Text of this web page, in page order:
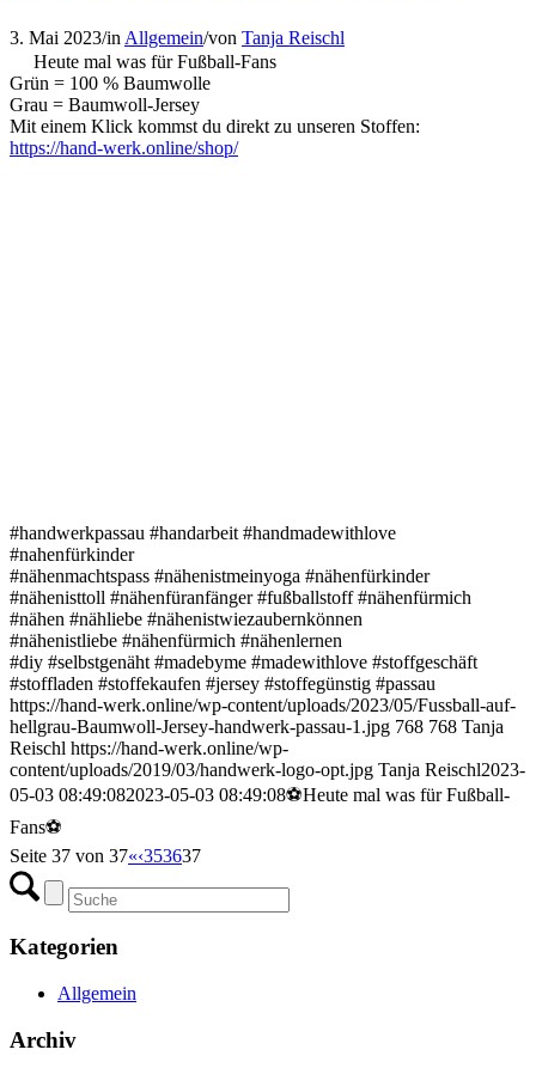
3. Mai 2023/in Allgemein/von Tanja Reischl
Heute mal was für Fußball-Fans
Grün = 100 % Baumwolle
Grau = Baumwoll-Jersey
Mit einem Klick kommst du direkt zu unseren Stoffen:
https://hand-werk.online/shop/
#handwerkpassau #handarbeit #handmadewithlove
#nahenfürkinder
#nähenmachtspass #nähenistmeinyoga #nähenfürkinder
#nähenisttoll #nähenfüranfänger #fußballstoff #nähenfürmich
#nähen #nähliebe #nähenistwiezaubernkönnen
#nähenistliebe #nähenfürmich #nähenlernen
#diy #selbstgenäht #madebyme #madewithlove #stoffgeschäft
#stoffladen #stoffekaufen #jersey #stoffegünstig #passau
https://hand-werk.online/wp-content/uploads/2023/05/Fussball-auf-
hellgrau-Baumwoll-Jersey-handwerk-passau-1.jpg 768 768 Tanja
Reischl https://hand-werk.online/wp-
content/uploads/2019/03/handwerk-logo-opt.jpg Tanja Reischl2023-
05-03 08:49:082023-05-03 08:49:08⚽️Heute mal was für Fußball-
Fans⚽️
Seite 37 von 37«‹353637
Kategorien
Allgemein
Archiv